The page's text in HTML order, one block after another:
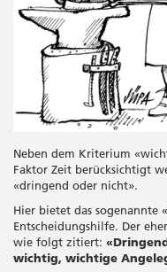
Neben dem Kriterium
Faktor Zeit berücksichtigt
«dringend oder nicht».
Hier bietet das sogenannte
Entscheidungshilfe. Der
wie folgt zitiert:
wichtig, wichtige